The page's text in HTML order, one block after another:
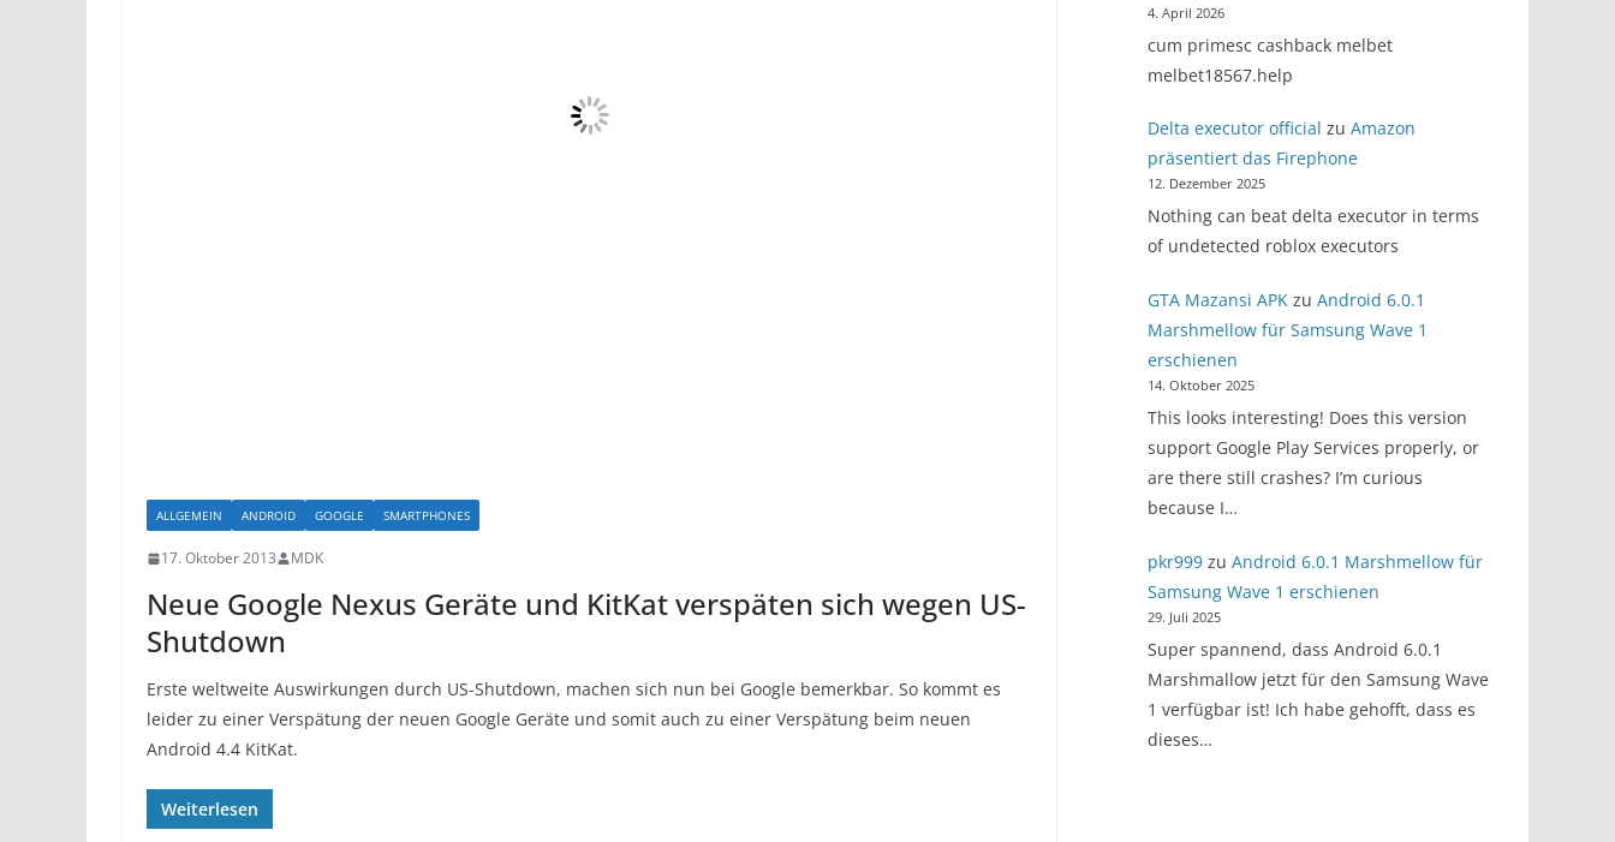
ALLGEMEIN ANDROID GOOGLE SMARTPHONES
17. Oktober 2013 MDK
Neue Google Nexus Geräte und KitKat verspäten sich wegen US-
Shutdown
Erste weltweite Auswirkungen durch US-Shutdown, machen sich nun bei Google bemerkbar. So kommt es
leider zu einer Verspätung der neuen Google Geräte und somit auch zu einer Verspätung beim neuen
Android 4.4 KitKat.
Weiterlesen
4. April 2026
cum primesc cashback melbet
melbet18567.help
Delta executor official zu Amazon
präsentiert das Firephone
12. Dezember 2025
Nothing can beat delta executor in terms
of undetected roblox executors
GTA Mazansi APKzu Android 6.0.1
Marshmellow für Samsung Wave 1
erschienen
14. Oktober 2025
This looks interesting! Does this version
support Google Play Services properly, or
are there still crashes? I’m curious
because I…
pkr999zu Android 6.0.1 Marshmellow für
Samsung Wave 1 erschienen
29. Juli 2025
Super spannend, dass Android 6.0.1
Marshmallow jetzt für den Samsung Wave
1 verfügbar ist! Ich habe gehofft, dass es
dieses…